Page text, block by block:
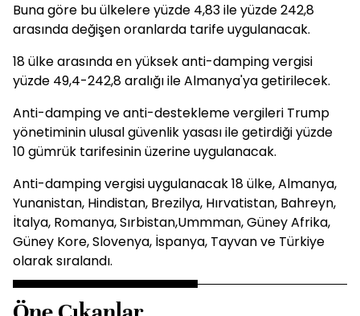
Buna göre bu ülkelere yüzde 4,83 ile yüzde 242,8
arasında değişen oranlarda tarife uygulanacak.
18 ülke arasında en yüksek anti-damping vergisi
yüzde 49,4-242,8 aralığı ile Almanya'ya getirilecek.
Anti-damping ve anti-destekleme vergileri Trump
yönetiminin ulusal güvenlik yasası ile getirdiği yüzde
10 gümrük tarifesinin üzerine uygulanacak.
Anti-damping vergisi uygulanacak 18 ülke, Almanya,
Yunanistan, Hindistan, Brezilya, Hırvatistan, Bahreyn,
İtalya, Romanya, Sırbistan,Ummman, Güney Afrika,
Güney Kore, Slovenya, İspanya, Tayvan ve Türkiye
olarak sıralandı.